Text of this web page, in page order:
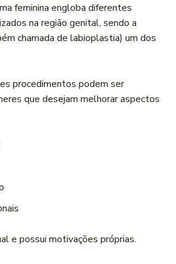
feminina engloba diferentes
na região genital, sendo a
chamada de labioplastia) um dos
procedimentos podem ser
que desejam melhorar aspectos
e possui motivações próprias.